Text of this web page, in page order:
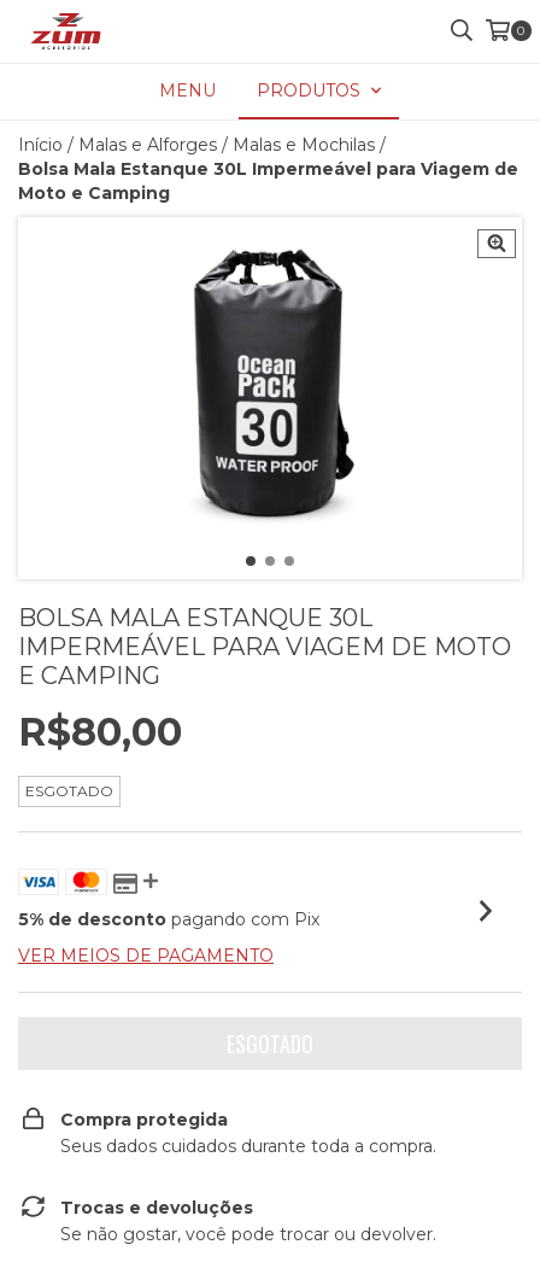
0
MENU PRODUTOS
Início / Malas e Alforges / Malas e Mochilas /
Bolsa Mala Estanque 30L Impermeável para Viagem de
Moto e Camping
BOLSA MALA ESTANQUE 30L
IMPERMEÁVEL PARA VIAGEM DE MOTO
E CAMPING
R$80,00
ESGOTADO
5% de desconto pagando com Pix
VER MEIOS DE PAGAMENTO
Compra protegida
Seus dados cuidados durante toda a compra.
Trocas e devoluções
Se não gostar, você pode trocar ou devolver.